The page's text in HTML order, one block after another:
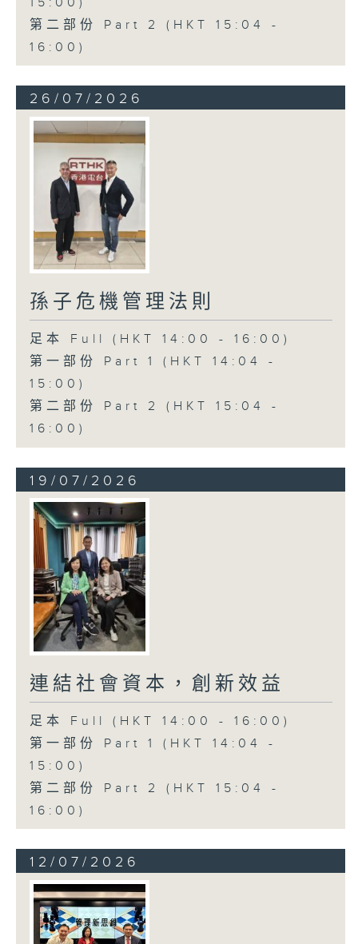
第二部份 Part 2 (HKT 15:04 -
16:00)
26/07/2026
孫子危機管理法則
足本 Full (HKT 14:00 - 16:00)
第一部份 Part 1 (HKT 14:04 -
15:00)
第二部份 Part 2 (HKT 15:04 -
16:00)
19/07/2026
連結社會資本，創新效益
足本 Full (HKT 14:00 - 16:00)
第一部份 Part 1 (HKT 14:04 -
15:00)
第二部份 Part 2 (HKT 15:04 -
16:00)
12/07/2026